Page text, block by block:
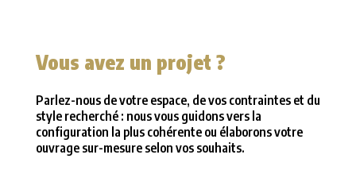
Vous avez un projet ?
Parlez-nous de votre espace, de vos contraintes et du
style recherché : nous vous guidons vers la
configuration la plus cohérente ou élaborons votre
ouvrage sur-mesure selon vos souhaits.